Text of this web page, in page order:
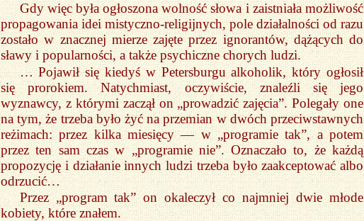
Gdy więc była ogłoszona wolność słowa i zaistniała możliwość
propagowania idei mistyczno-religijnych, pole działalności od razu
zostało w znacznej mierze zajęte przez ignorantów, dążących do
sławy i popularności, a także psychiczne chorych ludzi.
… Pojawił się kiedyś w Petersburgu alkoholik, który ogłosił
się prorokiem. Natychmiast, oczywiście, znaleźli się jego
wyznawcy, z którymi zaczął on „prowadzić zajęcia”. Polegały one
na tym, że trzeba było żyć na przemian w dwóch przeciwstawnych
reżimach: przez kilka miesięcy — w „programie tak”, a potem
przez ten sam czas w „programie nie”. Oznaczało to, że każdą
propozycję i działanie innych ludzi trzeba było zaakceptować albo
odrzucić…
Przez „program tak” on okaleczył co najmniej dwie młode
kobiety, które znałem.